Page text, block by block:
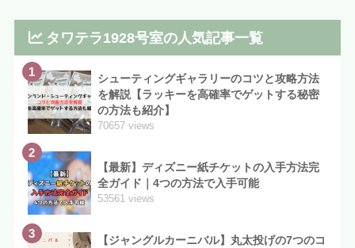
タワテラ1928号室の人気記事一覧
1
シューティングギャラリーのコツと攻略方法
を解説【ラッキーを高確率でゲットする秘密
の方法も紹介】
70657 views
2
【最新】ディズニー紙チケットの入手方法完
全ガイド｜4つの方法で入手可能
53561 views
3
【ジャングルカーニバル】丸太投げの7つのコ